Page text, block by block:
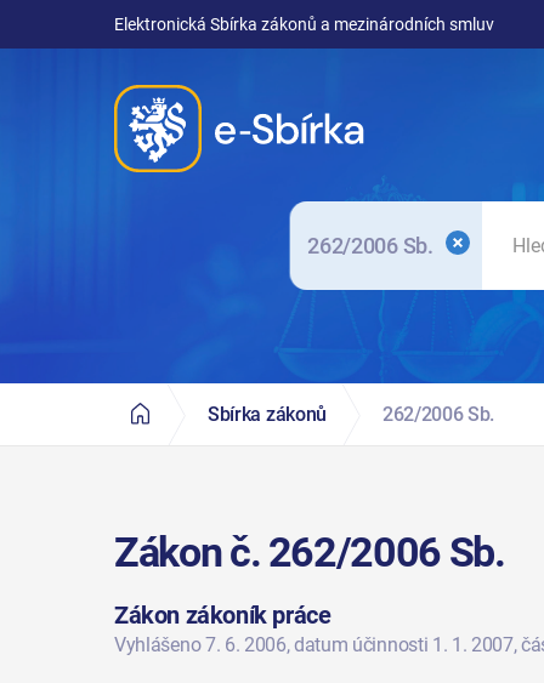
Elektronická Sbírka zákonů a mezinárodních smluv
262/2006 Sb.
Sbírka zákonů 262/2006 Sb.
Zákon č. 262/2006 Sb.
Zákon zákoník práce
Vyhlášeno 7. 6. 2006, datum účinnosti 1. 1. 2007,